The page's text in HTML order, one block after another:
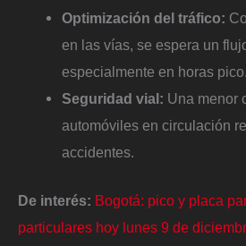
Optimización del tráfico:
en las vías, se espera un
especialmente en horas pico.
Seguridad vial: Una menor
automóviles en circulación
accidentes.
De interés: Bogotá: pico y placa
particulares hoy lunes 9 de